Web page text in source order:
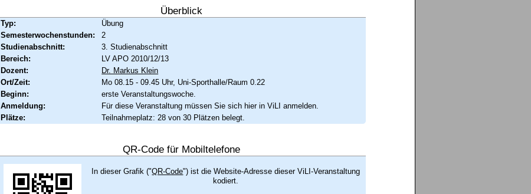
Überblick
Typ:
Übung
Semesterwochenstunden:
2
Studienabschnitt:
3. Studienabschnitt
Bereich:
LV APO 2010/12/13
Dozent:
Dr. Markus Klein
Ort/Zeit:
Mo 08.15 - 09.45 Uhr, Uni-Sporthalle/Raum 0.22
Beginn:
erste Veranstaltungswoche.
Anmeldung:
Für diese Veranstaltung müssen Sie sich hier in ViLI anmelden.
Plätze:
Teilnahmeplatz: 28 von 30 Plätzen belegt.
QR-Code für Mobiltelefone
In dieser Grafik ("QR-Code") ist die Website-Adresse dieser ViLI-Veranstaltung
kodiert.